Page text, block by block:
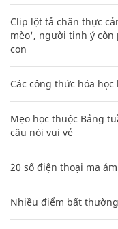
Clip lột tả chân thực
mèo', người tinh ý còn
con
Các công thức hóa
Mẹo học thuộc Bảng
câu nói vui vẻ
20 số điện thoại ma
Nhiều điểm bất